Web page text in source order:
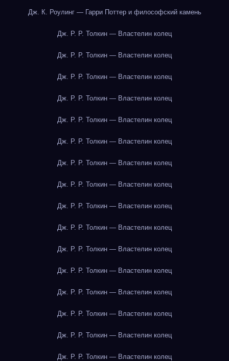
Дж. К. Роулинг — Гарри Поттер и философский камень
Дж. Р. Р. Толкин — Властелин колец
Дж. Р. Р. Толкин — Властелин колец
Дж. Р. Р. Толкин — Властелин колец
Дж. Р. Р. Толкин — Властелин колец
Дж. Р. Р. Толкин — Властелин колец
Дж. Р. Р. Толкин — Властелин колец
Дж. Р. Р. Толкин — Властелин колец
Дж. Р. Р. Толкин — Властелин колец
Дж. Р. Р. Толкин — Властелин колец
Дж. Р. Р. Толкин — Властелин колец
Дж. Р. Р. Толкин — Властелин колец
Дж. Р. Р. Толкин — Властелин колец
Дж. Р. Р. Толкин — Властелин колец
Дж. Р. Р. Толкин — Властелин колец
Дж. Р. Р. Толкин — Властелин колец
Дж. Р. Р. Толкин — Властелин колец